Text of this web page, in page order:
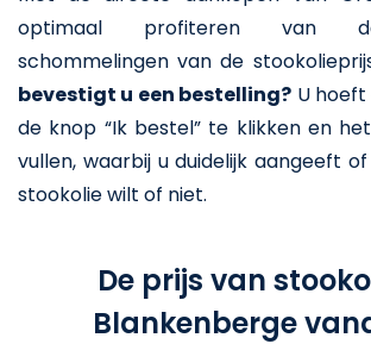
optimaal profiteren van
schommelingen van de
bevestigt u een bestelling? U
de knop “Ik bestel” te klikken en
vullen, waarbij u duidelijk aangeeft
stookolie wilt of niet.
De prijs van
Blankenberge